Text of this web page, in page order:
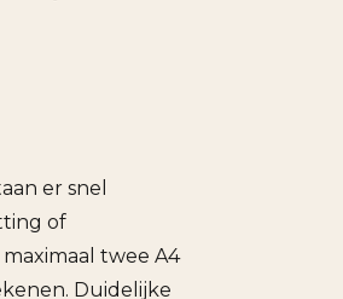
er snel
of
twee A4
Duidelijke